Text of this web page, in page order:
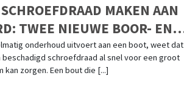
MAKEN AAN
TWEE NIEUWE BOOR- EN
VOOR BOOTONDERHOUD
onderhoud uitvoert aan een boot, weet dat
beschadigd schroefdraad al snel voor een groot
kan zorgen. Een bout die [...]